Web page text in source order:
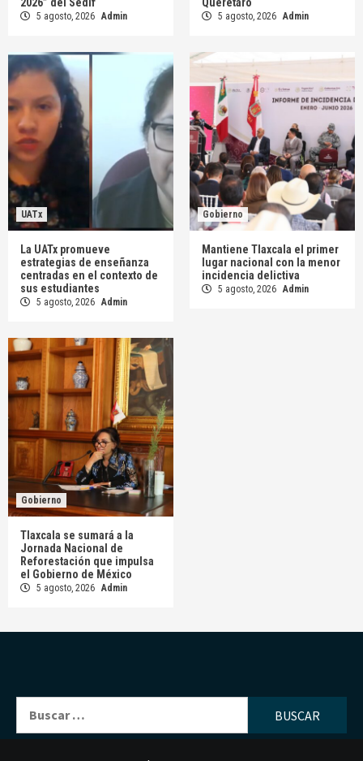
5 agosto, 2026 Admin 5 agosto, 2026 Admin
UATx
La UATx promueve
estrategias de enseñanza
centradas en el contexto de
sus estudiantes
5 agosto, 2026 Admin
Gobierno
Mantiene Tlaxcala el primer
lugar nacional con la menor
incidencia delictiva
5 agosto, 2026 Admin
Gobierno
Tlaxcala se sumará a la
Jornada Nacional de
Reforestación que impulsa
el Gobierno de México
5 agosto, 2026 Admin